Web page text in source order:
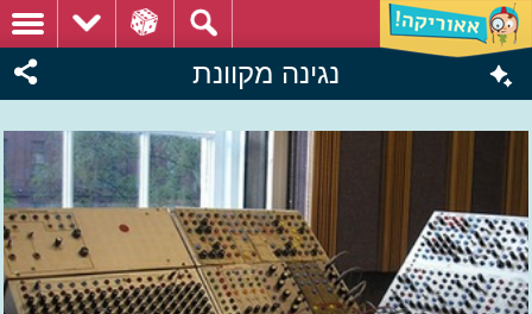
נגינה מקוונת